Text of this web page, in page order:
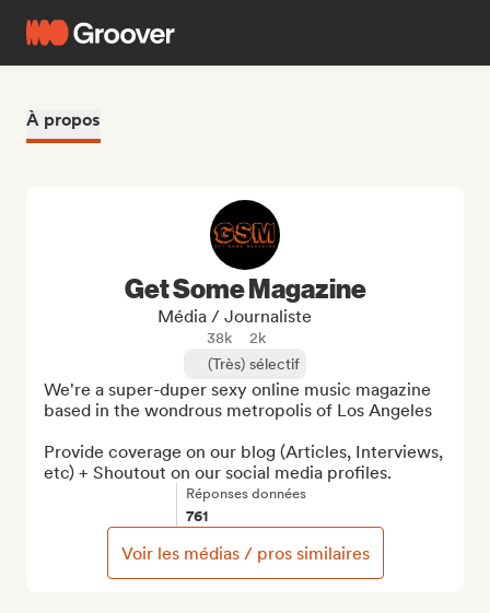
À propos
Get Some Magazine
Média / Journaliste
38k
2k
(Très) sélectif
We're a super-duper sexy online music magazine
based in the wondrous metropolis of Los Angeles
Provide coverage on our blog (Articles, Interviews,
etc) + Shoutout on our social media profiles.
Réponses données
761
Voir les médias / pros similaires